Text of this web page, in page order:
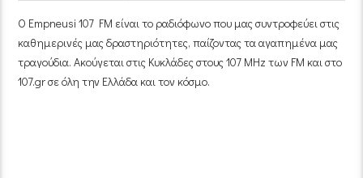
Ο Empneusi 107 FM είναι το ραδιόφωνο που μας συντροφεύει στις
καθημερινές μας δραστηριότητες, παίζοντας τα αγαπημένα μας
τραγούδια. Ακούγεται στις Κυκλάδες στους 107 MHz των FM και στο
107.gr σε όλη την Ελλάδα και τον κόσμο.